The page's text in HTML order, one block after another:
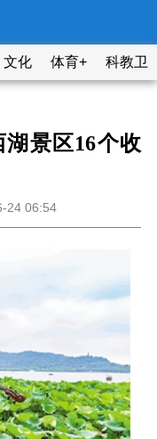
文化 体育+ 科教卫
景区16个收
24 06:54